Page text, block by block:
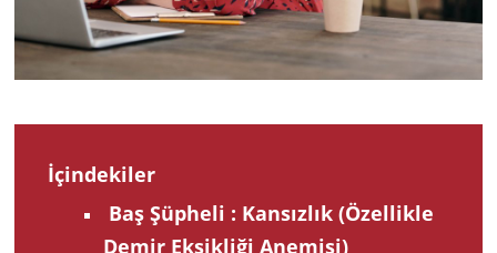
İçindekiler
Baş Şüpheli : Kansızlık (Özellikle
Demir Eksikliği Anemisi)